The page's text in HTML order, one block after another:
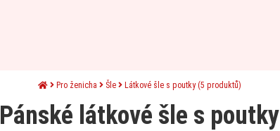
Pro ženicha Šle Látkové šle s poutky(5 produktů)
Pánské látkové šle s poutky